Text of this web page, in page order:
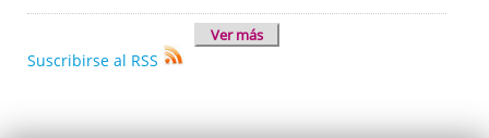
Ver más
Suscribirse al RSS